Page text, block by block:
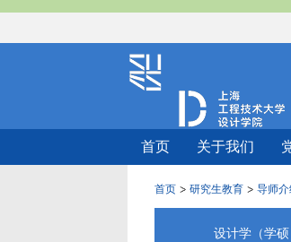
首页 关于我们
首页 研究生教育 导师介
设计学（学硕